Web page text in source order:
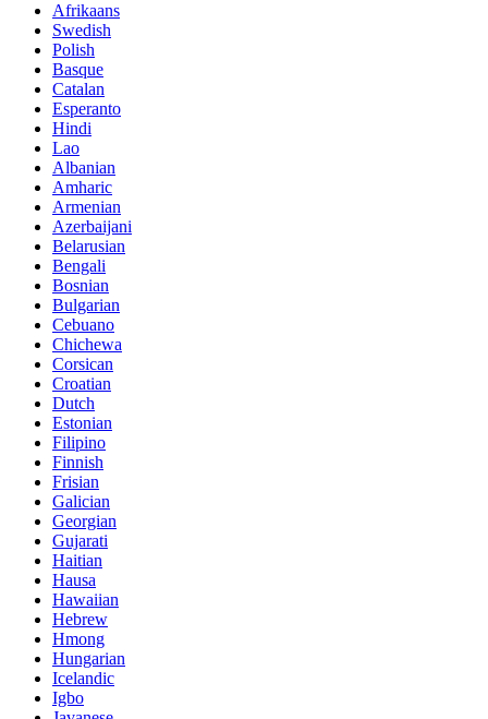
Afrikaans
Swedish
Polish
Basque
Catalan
Esperanto
Hindi
Lao
Albanian
Amharic
Armenian
Azerbaijani
Belarusian
Bengali
Bosnian
Bulgarian
Cebuano
Chichewa
Corsican
Croatian
Dutch
Estonian
Filipino
Finnish
Frisian
Galician
Georgian
Gujarati
Haitian
Hausa
Hawaiian
Hebrew
Hmong
Hungarian
Icelandic
Igbo